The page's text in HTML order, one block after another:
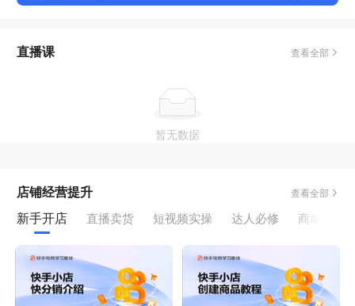
直播课 查看全部
暂无数据
店铺经营提升 查看全部
新手开店 直播卖货 短视频实操 达人必修 商城运营